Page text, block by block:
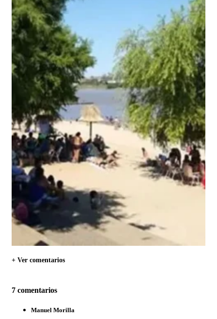
+ Ver comentarios
7 comentarios
Manuel Morilla